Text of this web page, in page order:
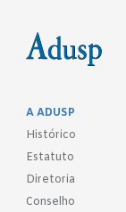
A ADUSP
Histórico
Estatuto
Diretoria
Conselho